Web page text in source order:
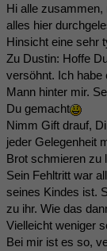
Hi alle zusammen,
alles hier
Hinsicht eine sehr
Zu Dustin: Hoffe
versöhnt. Ich habe
Mann hinter mir.
Du gemacht
Nimm Gift drauf,
jeder Gelegenheit
Brot schmieren zu
Sein Fehltritt war
seines Kindes ist.
zu ihr. Wie das
Vielleicht weniger
Bei mir ist es so,